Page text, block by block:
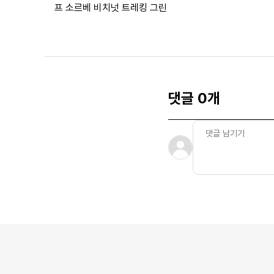
프 소르베 비치넛 트레킹 그린
댓글 0개